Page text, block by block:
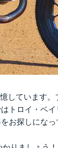
しています
トロイ・ベ
お探しにな